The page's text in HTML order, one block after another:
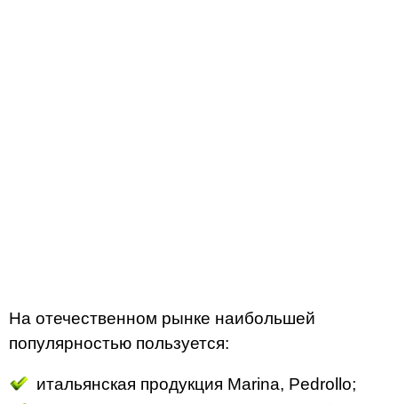
На отечественном рынке наибольшей
популярностью пользуется:
итальянская продукция Marina, Pedrollo;